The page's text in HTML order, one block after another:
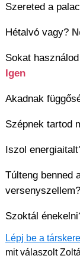
Szereted a
Hétalvó vagy?
Sokat
Igen
Akadnak
Szépnek tartod
Iszol
Túlteng benned
versenyszellem?
Szoktál
Lépj be a
mit válaszolt